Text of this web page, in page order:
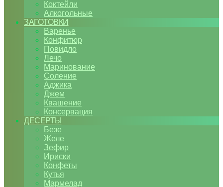
Коктейли
Алкогольные
ЗАГОТОВКИ
Варенье
Конфитюр
Повидло
Лечо
Маринование
Соление
Аджика
Джем
Квашение
Консервация
ДЕСЕРТЫ
Безе
Желе
Зефир
Ириски
Конфеты
Кутья
Мармелад